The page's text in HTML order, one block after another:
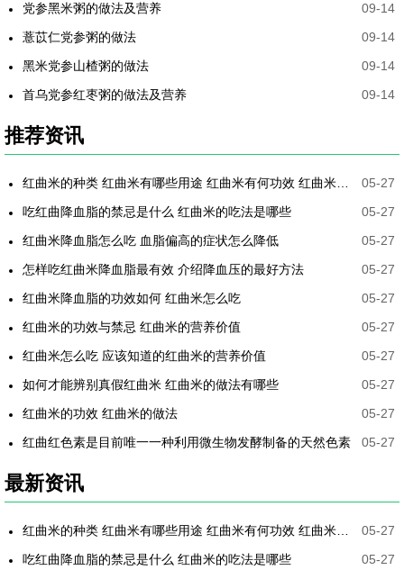
党参黑米粥的做法及营养
09-14
薏苡仁党参粥的做法
09-14
黑米党参山楂粥的做法
09-14
首乌党参红枣粥的做法及营养
09-14
推荐资讯
05-27
吃红曲降血脂的禁忌是什么 红曲米的吃法是哪些
05-27
红曲米降血脂怎么吃 血脂偏高的症状怎么降低
05-27
怎样吃红曲米降血脂最有效 介绍降血压的最好方法
05-27
红曲米降血脂的功效如何 红曲米怎么吃
05-27
红曲米的功效与禁忌 红曲米的营养价值
05-27
红曲米怎么吃 应该知道的红曲米的营养价值
05-27
如何才能辨别真假红曲米 红曲米的做法有哪些
05-27
红曲米的功效 红曲米的做法
05-27
红曲红色素是目前唯一一种利用微生物发酵制备的天然色素
05-27
最新资讯
05-27
吃红曲降血脂的禁忌是什么 红曲米的吃法是哪些
05-27